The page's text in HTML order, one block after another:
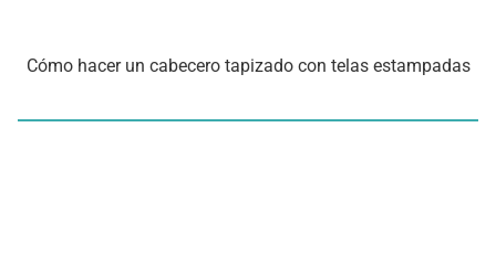
Cómo hacer un cabecero tapizado con telas estampadas